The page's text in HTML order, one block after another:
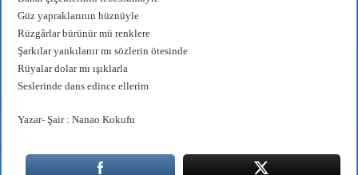
Güz yapraklarının hüznüyle
Rüzgârlar bürünür mü renklere
Şarkılar yankılanır mı sözlerin ötesinde
Rüyalar dolar mı ışıklarla
Seslerinde dans edince ellerim
Yazar- Şair : Nanao Kokufu